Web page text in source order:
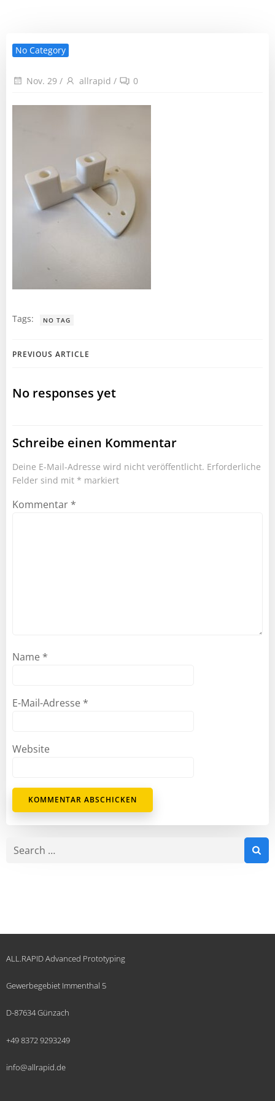
No Category
Nov. 29 / allrapid / 0
Tags: NO TAG
Post
PREVIOUS ARTICLE
No responses yet
Schreibe einen Kommentar
Deine E-Mail-Adresse wird nicht veröffentlicht. Erforderliche
Felder sind mit * markiert
Kommentar *
Name *
E-Mail-Adresse *
Website
Search
ALL.RAPID Advanced Prototyping
Gewerbegebiet Immenthal 5
D-87634 Günzach
+49 8372 9293249
info@allrapid.de